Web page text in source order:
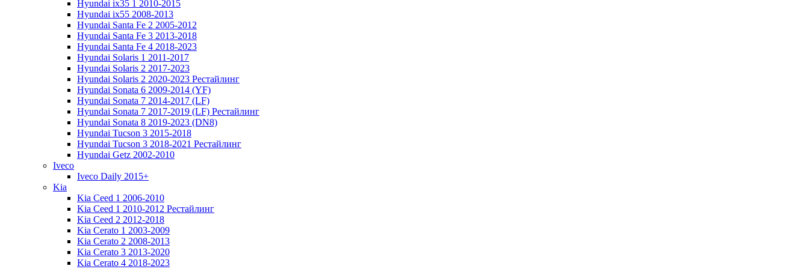
Hyundai ix35 1 2010-2015
Hyundai ix55 2008-2013
Hyundai Santa Fe 2 2005-2012
Hyundai Santa Fe 3 2013-2018
Hyundai Santa Fe 4 2018-2023
Hyundai Solaris 1 2011-2017
Hyundai Solaris 2 2017-2023
Hyundai Solaris 2 2020-2023 Рестайлинг
Hyundai Sonata 6 2009-2014 (YF)
Hyundai Sonata 7 2014-2017 (LF)
Hyundai Sonata 7 2017-2019 (LF) Рестайлинг
Hyundai Sonata 8 2019-2023 (DN8)
Hyundai Tucson 3 2015-2018
Hyundai Tucson 3 2018-2021 Рестайлинг
Hyundai Getz 2002-2010
Iveco
Iveco Daily 2015+
Kia
Kia Ceed 1 2006-2010
Kia Ceed 1 2010-2012 Рестайлинг
Kia Ceed 2 2012-2018
Kia Cerato 1 2003-2009
Kia Cerato 2 2008-2013
Kia Cerato 3 2013-2020
Kia Cerato 4 2018-2023